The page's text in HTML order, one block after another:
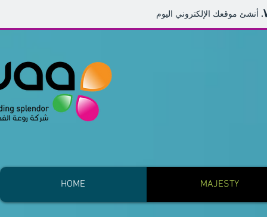
HOME MAJESTY